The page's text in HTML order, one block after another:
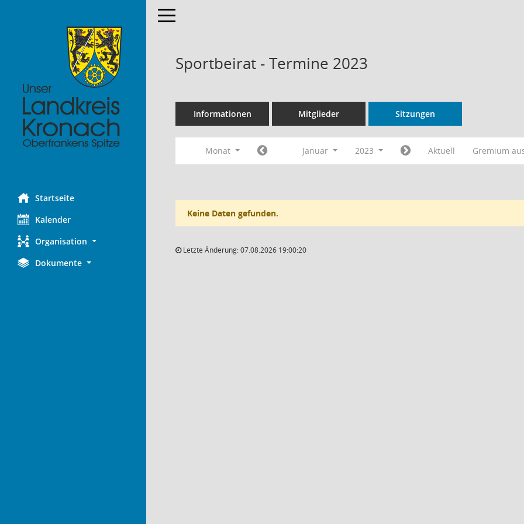
Startseite
Kalender
Organisation
Dokumente
Toggle navigation
Sportbeirat - Termine 2023
Informationen Mitglieder Sitzungen
Monat Januar 2023 Aktuell Gremium
Keine Daten gefunden.
Letzte Änderung: 07.08.2026 19:00:20